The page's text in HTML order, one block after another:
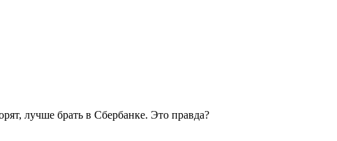
лучше брать в Сбербанке. Это правда?